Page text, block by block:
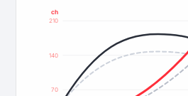
70
140
210
ch